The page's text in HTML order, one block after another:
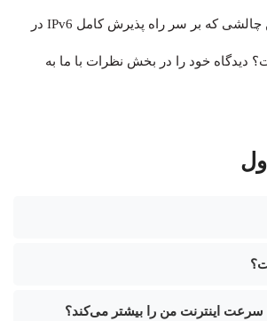
به نظر شما بزرگ‌ترین چالشی که بر سر راه پذیرش کامل IPv6 در
دیدگاه خود را در بخش نظرات با ما به